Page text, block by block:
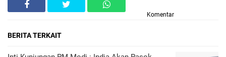
Komentar
BERITA TERKAIT